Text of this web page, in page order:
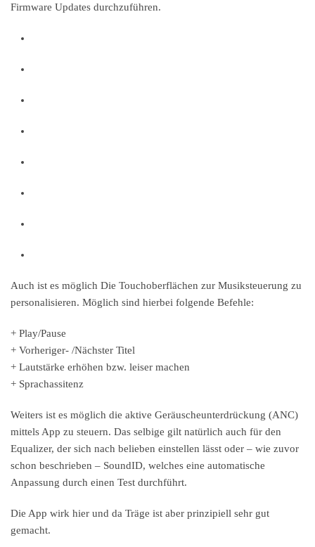
Firmware Updates durchzuführen.
Auch ist es möglich Die Touchoberflächen zur Musiksteuerung zu
personalisieren. Möglich sind hierbei folgende Befehle:
+ Play/Pause
+ Vorheriger- /Nächster Titel
+ Lautstärke erhöhen bzw. leiser machen
+ Sprachassitenz
Weiters ist es möglich die aktive Geräuscheunterdrückung (ANC)
mittels App zu steuern. Das selbige gilt natürlich auch für den
Equalizer, der sich nach belieben einstellen lässt oder – wie zuvor
schon beschrieben – SoundID, welches eine automatische
Anpassung durch einen Test durchführt.
Die App wirk hier und da Träge ist aber prinzipiell sehr gut
gemacht.